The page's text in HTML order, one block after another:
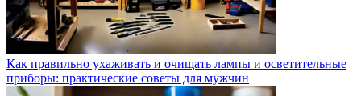
Как правильно ухаживать и очищать лампы и осветительные
приборы: практические советы для мужчин